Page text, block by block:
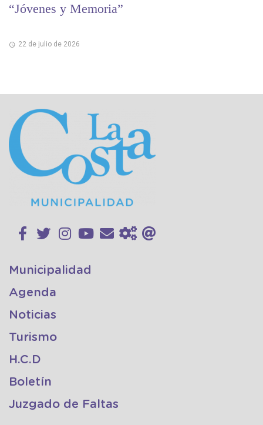
“Jóvenes y Memoria”
22 de julio de 2026
Municipalidad
Agenda
Noticias
Turismo
H.C.D
Boletín
Juzgado de Faltas